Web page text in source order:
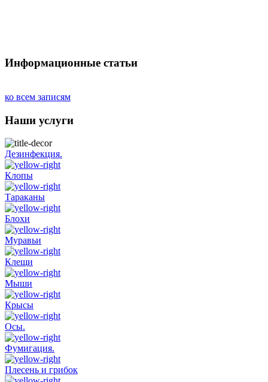
Информационные статьи
ко всем записям
Наши услуги
Дезинфекция.
Клопы
Тараканы
Блохи
Муравьи
Клещи
Мыши
Крысы
Осы.
Фумигация.
Плесень и грибок